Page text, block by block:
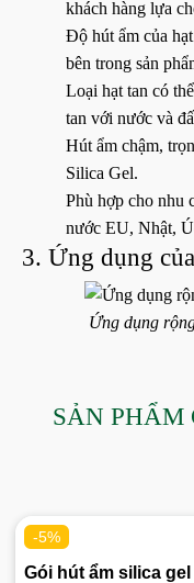
khách hàng lựa
Độ hút ẩm của
bên trong sản
Loại hạt tan có
tan với nước và
Hút ẩm chậm,
Silica Gel.
Phù hợp cho nhu
nước EU, Nhật,
3. Ứng dụng
Ứng dụng
SẢN PHẨM
-5%
Gói hút ẩm silica